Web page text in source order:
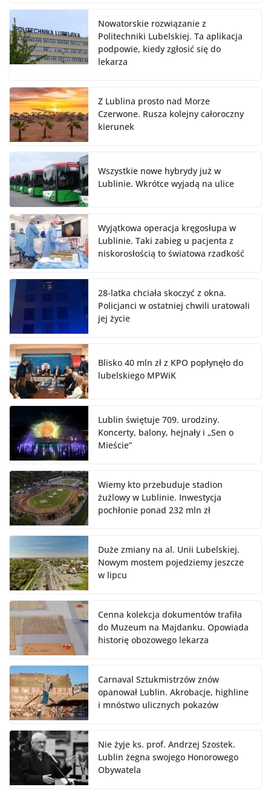
Nowatorskie rozwiązanie z
Politechniki Lubelskiej. Ta aplikacja
podpowie, kiedy zgłosić się do
lekarza
Z Lublina prosto nad Morze
Czerwone. Rusza kolejny całoroczny
kierunek
Wszystkie nowe hybrydy już w
Lublinie. Wkrótce wyjadą na ulice
Wyjątkowa operacja kręgosłupa w
Lublinie. Taki zabieg u pacjenta z
niskorosłością to światowa rzadkość
28-latka chciała skoczyć z okna.
Policjanci w ostatniej chwili uratowali
jej życie
Blisko 40 mln zł z KPO popłynęło do
lubelskiego MPWiK
Lublin świętuje 709. urodziny.
Koncerty, balony, hejnały i „Sen o
Mieście”
Wiemy kto przebuduje stadion
żużlowy w Lublinie. Inwestycja
pochłonie ponad 232 mln zł
Duże zmiany na al. Unii Lubelskiej.
Nowym mostem pojedziemy jeszcze
w lipcu
Cenna kolekcja dokumentów trafiła
do Muzeum na Majdanku. Opowiada
historię obozowego lekarza
Carnaval Sztukmistrzów znów
opanował Lublin. Akrobacje, highline
i mnóstwo ulicznych pokazów
Nie żyje ks. prof. Andrzej Szostek.
Lublin żegna swojego Honorowego
Obywatela